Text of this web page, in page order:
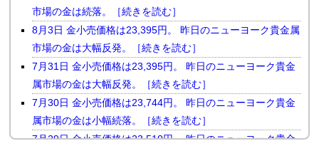
市場の金は続落。［続きを読む］
8月3日 金小売価格は23,395円。 昨日のニューヨーク貴金属
市場の金は大幅反発。［続きを読む］
7月31日 金小売価格は23,395円。 昨日のニューヨーク貴金
属市場の金は大幅反発。［続きを読む］
7月30日 金小売価格は23,744円。 昨日のニューヨーク貴金
属市場の金は小幅続落。［続きを読む］
7月29日 金小売価格は23,510円。 昨日のニューヨーク貴金